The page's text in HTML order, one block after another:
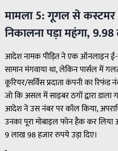
मामला 5: गूगल से
निकालना पड़ा महंगा,
आदेश नामक पीड़ित ने एक ऑनलाइन
सामान मंगवाया था, लेकिन पार्सल में
कूरियर/सर्विस प्रदाता कंपनी का
जो कि असल में साइबर ठगों द्वारा
आदेश ने उस नंबर पर कॉल किया,
उनका पूरा मोबाइल फोन हैक कर
9 लाख 98 हजार रुपये उड़ा दिए।